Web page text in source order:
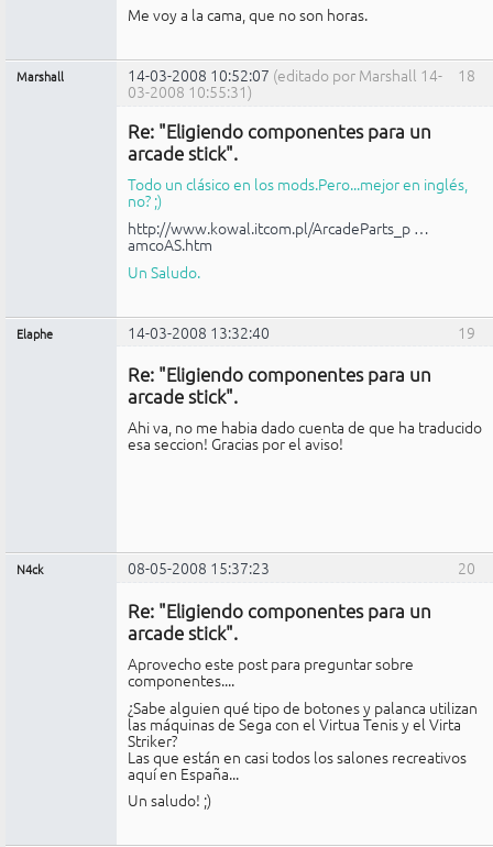
Me voy a la cama, que no son horas.
18
Marshall 14-03-2008 10:52:07 (editado por Marshall 14-
03-2008 10:55:31)
Re: "Eligiendo componentes para un
arcade stick".
Todo un clásico en los mods.Pero...mejor en inglés,
no? ;)
http://www.kowal.itcom.pl/ArcadeParts_p …
amcoAS.htm
Un Saludo.
19
Elaphe 14-03-2008 13:32:40
Re: "Eligiendo componentes para un
arcade stick".
Ahi va, no me habia dado cuenta de que ha traducido
esa seccion! Gracias por el aviso!
20
N4ck 08-05-2008 15:37:23
Re: "Eligiendo componentes para un
arcade stick".
Aprovecho este post para preguntar sobre
componentes....
¿Sabe alguien qué tipo de botones y palanca utilizan
las máquinas de Sega con el Virtua Tenis y el Virta
Striker?
Las que están en casi todos los salones recreativos
aquí en España...
Un saludo! ;)